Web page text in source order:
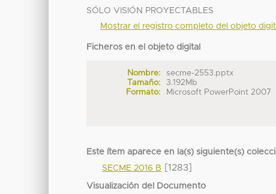
SÓLO VISIÓN PROYECTABLES
Mostrar el registro completo del objeto
Ficheros en el objeto digital
Nombre:
secme-2553.pptx
Tamaño:
3.192Mb
Formato:
Microsoft PowerPoint 2007
Este ítem aparece en la(s) siguiente(s)
SECME 2016 B
[1283]
Visualización del Documento